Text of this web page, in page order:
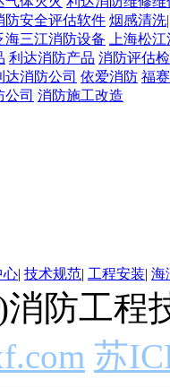
防安全评估软件 烟感清洗
海三江消防设备
上海松
利达消防产品 消防评估
达消防公司 依爱消防 福
公司 消防施工改造
心| 技术规范| 工程安装| 海
防工程
苏